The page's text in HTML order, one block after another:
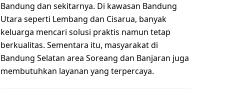
Bandung dan sekitarnya. Di kawasan Bandung
Utara seperti Lembang dan Cisarua, banyak
keluarga mencari solusi praktis namun tetap
berkualitas. Sementara itu, masyarakat di
Bandung Selatan area Soreang dan Banjaran juga
membutuhkan layanan yang terpercaya.